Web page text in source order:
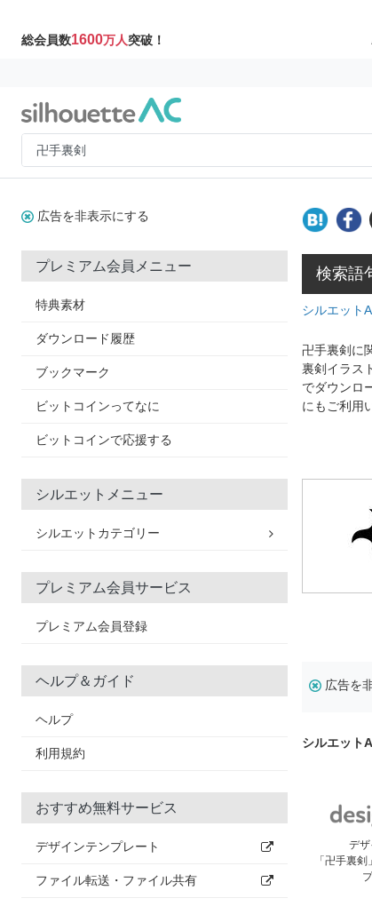
総会員数1600万人突破！
広告を非表示にする
プレミアム会員メニュー
特典素材
ダウンロード履歴
ブックマーク
ビットコインってなに
ビットコインで応援する
シルエットメニュー
シルエットカテゴリー
プレミアム会員サービス
プレミアム会員登録
ヘルプ＆ガイド
ヘルプ
利用規約
おすすめ無料サービス
デザインテンプレート
ファイル転送・ファイル共有
検索語
シルエット
卍手裏剣に
裏剣イラス
でダウンロ
にもご利用
広告を
シルエット
デ
「卍手裏